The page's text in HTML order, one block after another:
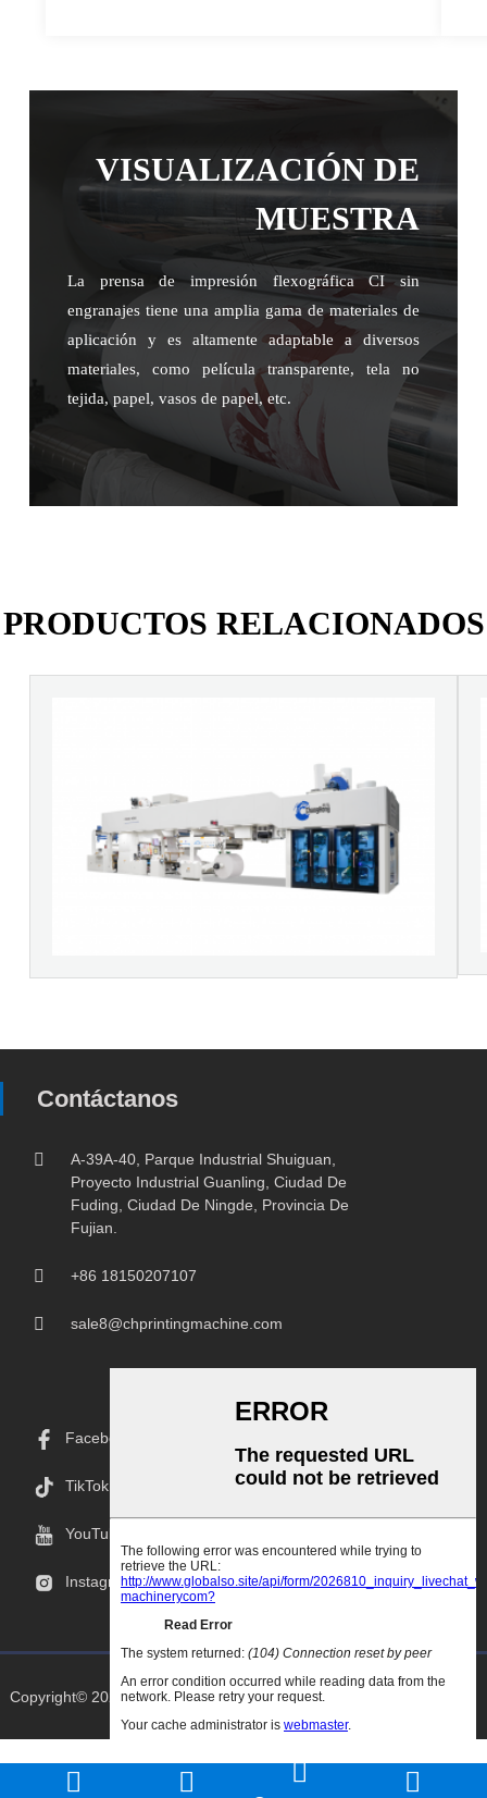
VISUALIZACIÓN DE
MUESTRA
La prensa de impresión flexográfica CI sin
engranajes tiene una amplia gama de materiales de
aplicación y es altamente adaptable a diversos
materiales, como película transparente, tela no
tejida, papel, vasos de papel, etc.
PRODUCTOS RELACIONADOS
Contáctanos
A-39A-40, Parque Industrial Shuiguan,
Proyecto Industrial Guanling, Ciudad De
Fuding, Ciudad De Ningde, Provincia De
Fujian.
+86 18150207107
sale8@chprintingmachine.com
Facebook
TikTok
YouTube
Instagram
Copyright© 2025 Goodao.Cn Todos Los Derechos Reservados